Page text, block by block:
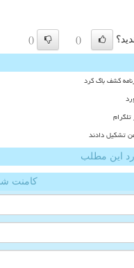
()
()
کشف باگ کرد
تشکیل دادند
این مطلب
کامنت